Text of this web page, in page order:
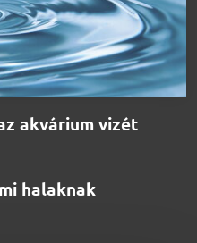
akvárium vizét
halaknak